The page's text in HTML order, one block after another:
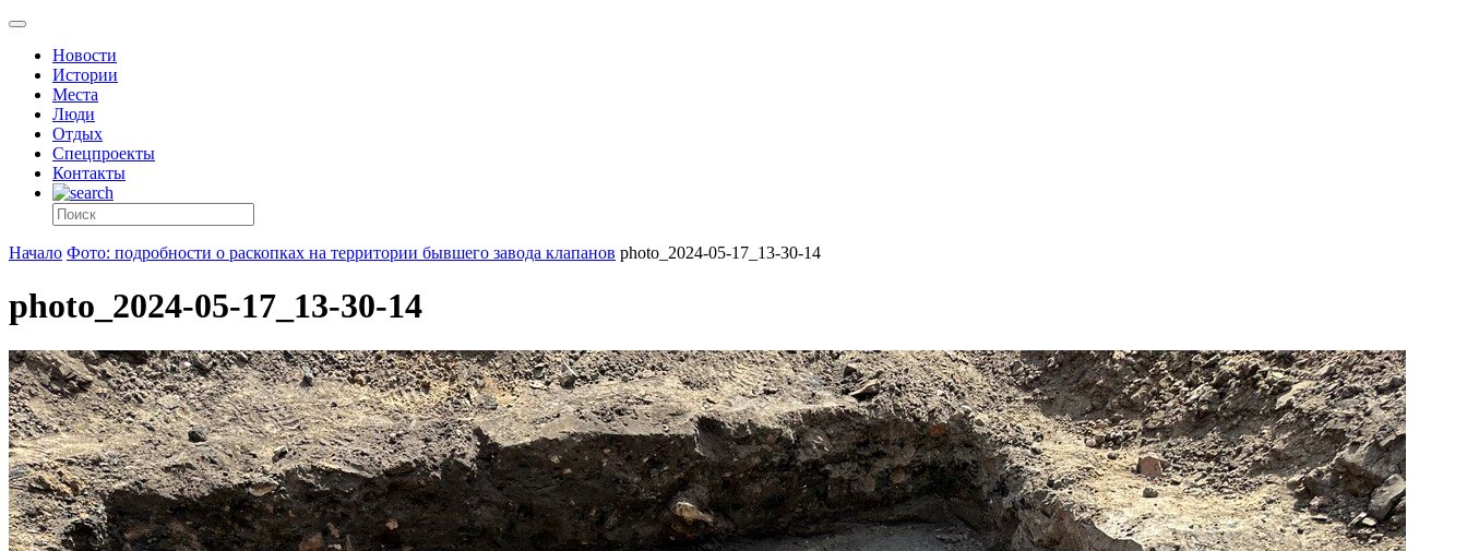
Новости
Истории
Места
Люди
Отдых
Спецпроекты
Контакты
Начало Фото: подробности о раскопках на территории бывшего завода клапанов photo_2024-05-17_13-30-14
photo_2024-05-17_13-30-14